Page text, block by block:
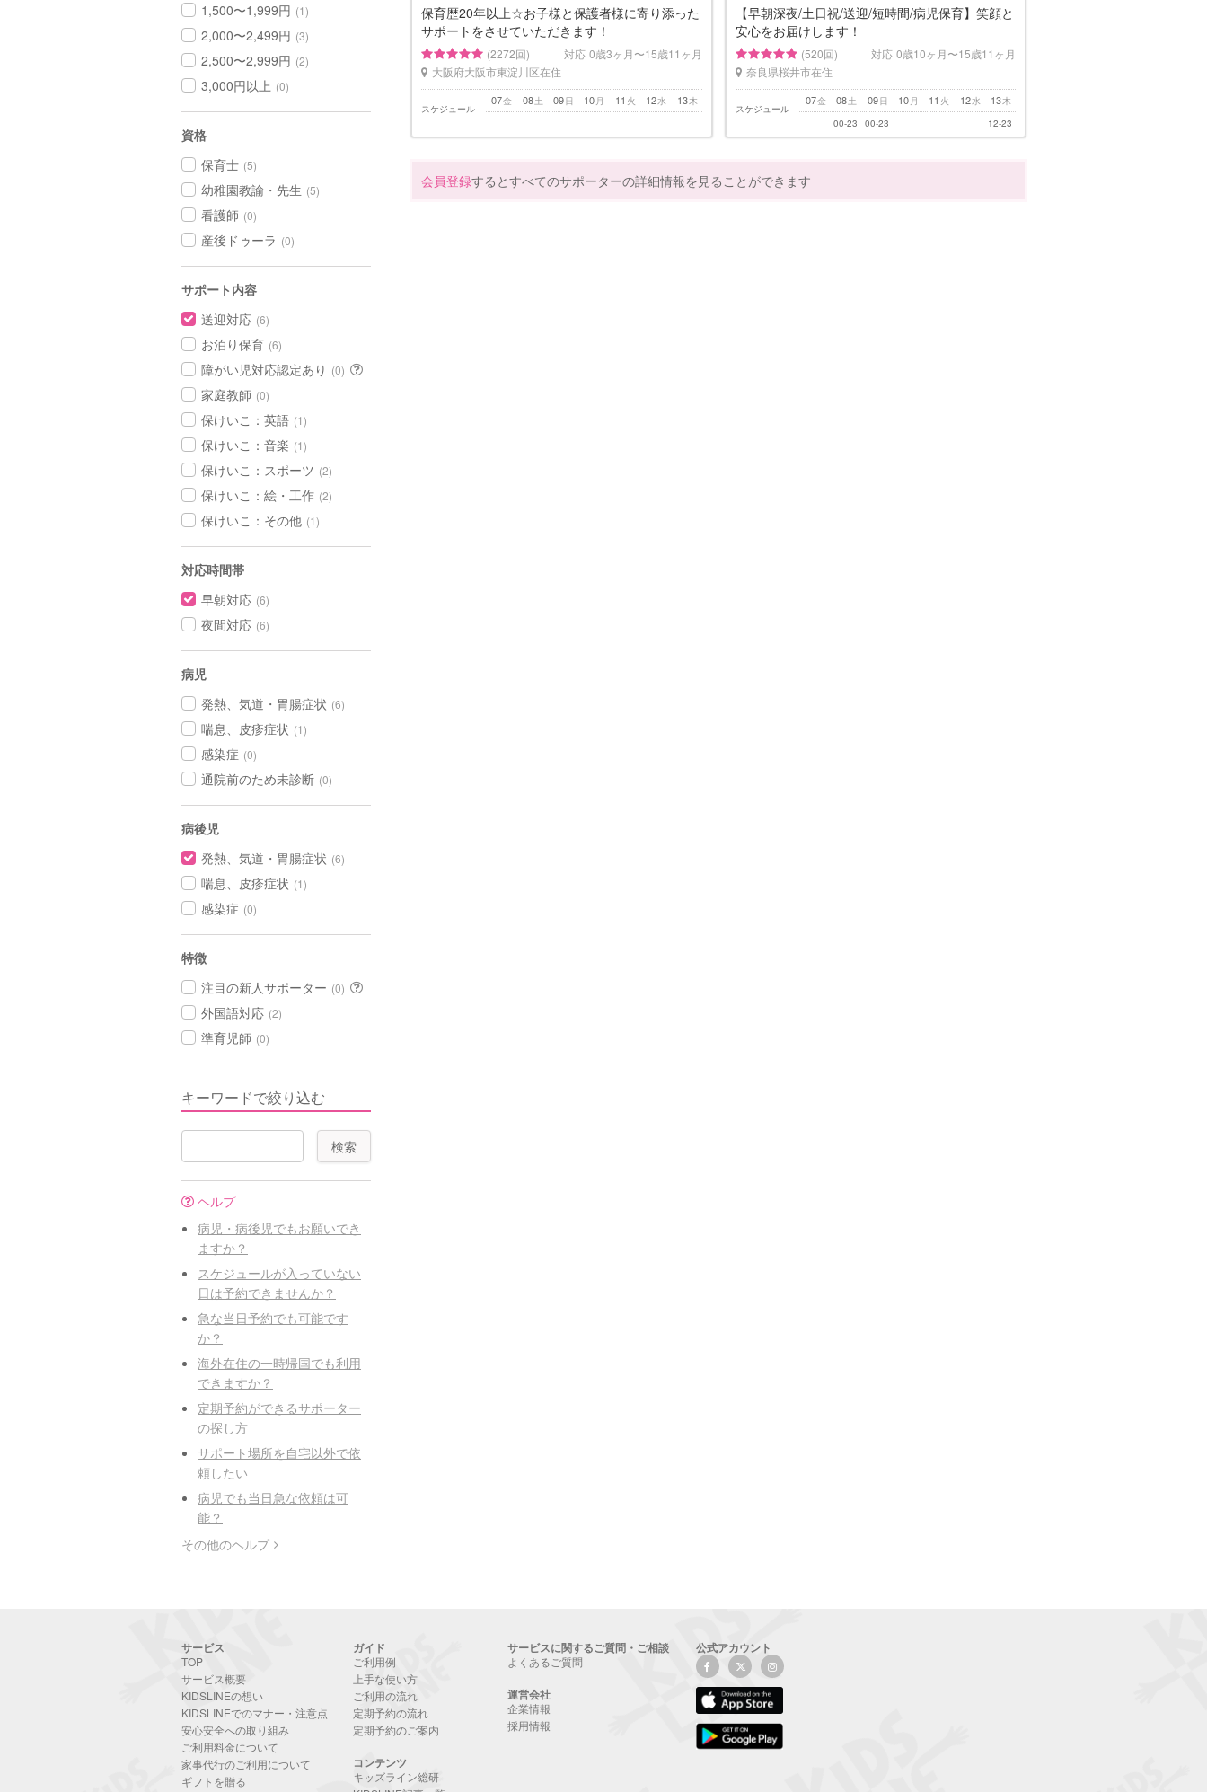
1,500〜1,999円 (1)
2,000〜2,499円 (3)
2,500〜2,999円 (2)
3,000円以上 (0)
資格
保育士 (5)
幼稚園教諭・先生 (5)
看護師 (0)
産後ドゥーラ (0)
サポート内容
送迎対応 (6)
お泊り保育 (6)
障がい児対応認定あり (0)
家庭教師 (0)
保けいこ：英語 (1)
保けいこ：音楽 (1)
保けいこ：スポーツ (2)
保けいこ：絵・工作 (2)
保けいこ：その他 (1)
対応時間帯
早朝対応 (6)
夜間対応 (6)
病児
発熱、気道・胃腸症状 (6)
喘息、皮疹症状 (1)
感染症 (0)
通院前のため未診断 (0)
病後児
発熱、気道・胃腸症状 (6)
喘息、皮疹症状 (1)
感染症 (0)
特徴
注目の新人サポーター (0)
外国語対応 (2)
準育児師 (0)
キーワードで絞り込む
ヘルプ
病児・病後児でもお願いでき
ますか？
スケジュールが入っていない
日は予約できませんか？
急な当日予約でも可能です
か？
海外在住の一時帰国でも利用
できますか？
定期予約ができるサポーター
の探し方
サポート場所を自宅以外で依
頼したい
病児でも当日急な依頼は可
能？
その他のヘルプ
保育歴20年以上☆お子様と保護者様に寄り添った
サポートをさせていただきます！
(2272回) 対応 0歳3ヶ月〜15歳11ヶ月
大阪府大阪市東淀川区在住
スケジュール
金
07 土
08 日
09 月
10 火
11 水
12 木
13
【早朝深夜/土日祝/送迎/短時間/病児保育】笑顔と
安心をお届けします！
(520回) 対応 0歳10ヶ月〜15歳11ヶ月
奈良県桜井市在住
スケジュール
金
07 土
08 日
09 月
10 火
11 水
12 木
13
00-23 00-23 12-23
会員登録するとすべてのサポーターの詳細情報を見ることができます
サービス
TOP
サービス概要
KIDSLINEの想い
KIDSLINEでのマナー・注意点
安心安全への取り組み
ご利用料金について
家事代行のご利用について
ギフトを贈る
ガイド
ご利用例
上手な使い方
ご利用の流れ
定期予約の流れ
定期予約のご案内
コンテンツ
キッズライン総研
サービスに関するご質問・ご相談
よくあるご質問
運営会社
企業情報
採用情報
公式アカウント